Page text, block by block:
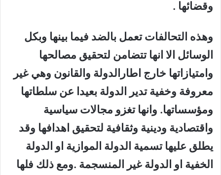
وقضائها .
وهذه التحالفات تعمل بالضد فيما بينها وبكل
الوسائل الا انها تتضامن لتحقيق مصالحها
وامتيازاتها خارج اطارالدولة والقانون وهي غير
معروفة وخفية تدير الدولة بعيدا عن سلطاتها
ومؤسساتها. وانها تغزو مجالات سياسية
واقتصادية ودينية وثقافية لتحقيق اهدافها وقد
يطلق عليها تسمية الدولة الموازية او الدولة
الخفية او الدولة غير المنسجمة .ومع ذلك فلها